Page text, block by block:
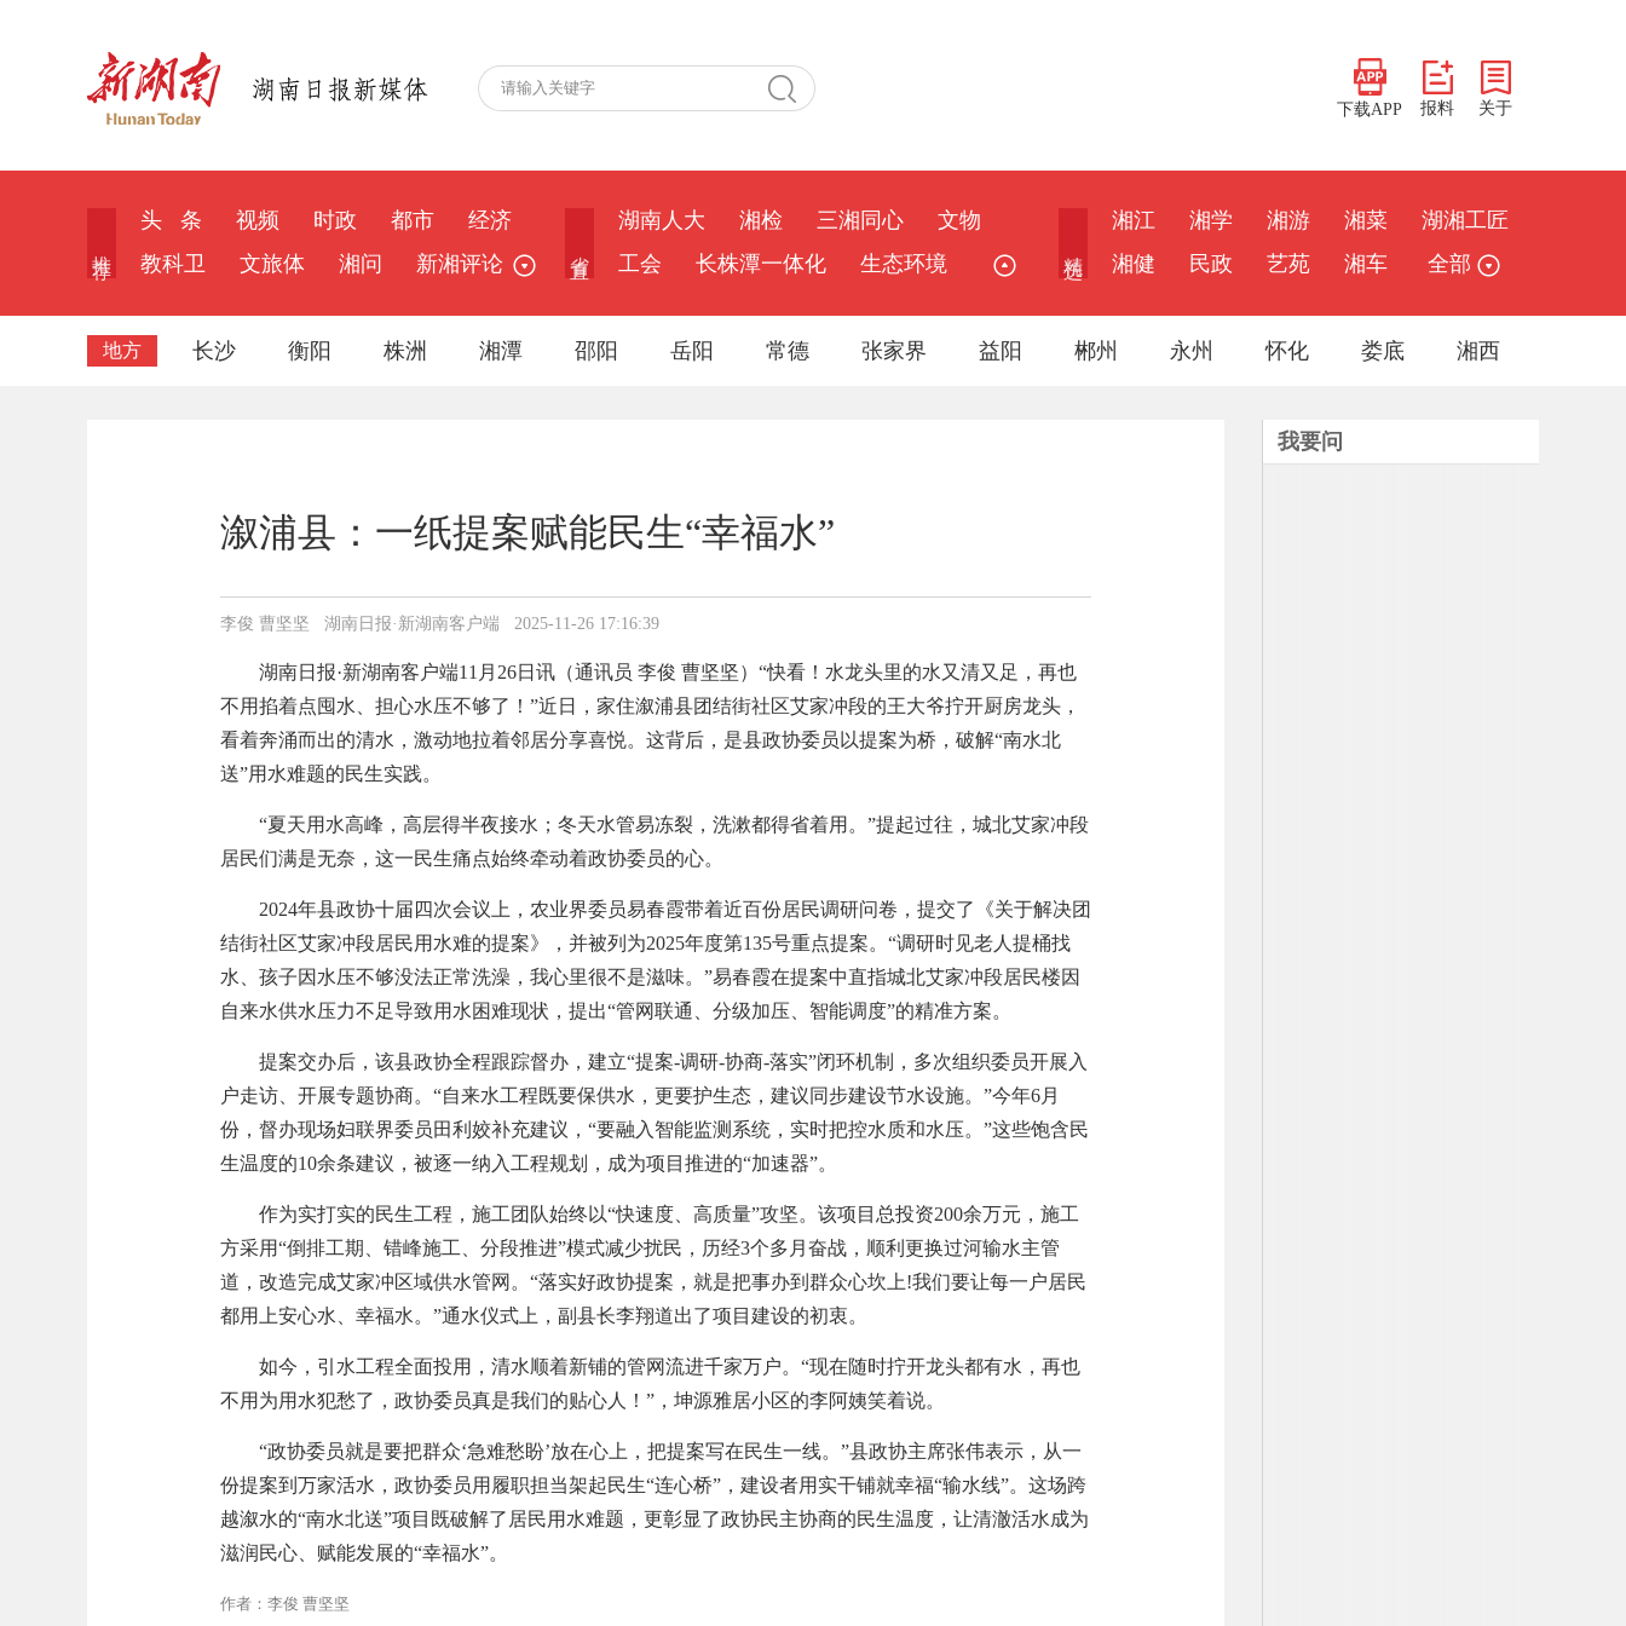
下载APP 报料 关于
头 条 视频 时政 都市
经济
教科卫
文旅体 湘问 新湘评论
湖南人大 湘检 三湘同心
文物
工会
长株潭一体化 生态环境
湘江 湘学 湘游 湘菜
湖湘工匠
湘健
民政 艺苑 湘车 全部
地方 长沙 衡阳 株洲 湘潭 邵阳 岳阳 常德 张家界 益阳 郴州 永州 怀化 娄底 湘西
溆浦县：一纸提案赋能民生“幸福水”
李俊 曹坚坚 湖南日报·新湖南客户端 2025-11-26 17:16:39
湖南日报·新湖南客户端11月26日讯（通讯员 李俊 曹坚坚）“快看！水龙头里的水又清又足，再也
不用掐着点囤水、担心水压不够了！”近日，家住溆浦县团结街社区艾家冲段的王大爷拧开厨房龙头，
看着奔涌而出的清水，激动地拉着邻居分享喜悦。这背后，是县政协委员以提案为桥，破解“南水北
送”用水难题的民生实践。
“夏天用水高峰，高层得半夜接水；冬天水管易冻裂，洗漱都得省着用。”提起过往，城北艾家冲段
居民们满是无奈，这一民生痛点始终牵动着政协委员的心。
2024年县政协十届四次会议上，农业界委员易春霞带着近百份居民调研问卷，提交了《关于解决团
结街社区艾家冲段居民用水难的提案》，并被列为2025年度第135号重点提案。“调研时见老人提桶找
水、孩子因水压不够没法正常洗澡，我心里很不是滋味。”易春霞在提案中直指城北艾家冲段居民楼因
自来水供水压力不足导致用水困难现状，提出“管网联通、分级加压、智能调度”的精准方案。
提案交办后， 该县政协全程跟踪督办，建立“提案-调研-协商-落实”闭环机制，多次组织委员开展入
户走访、开展专题协商。“自来水工程既要保供水，更要护生态，建议同步建设节水设施。”今年6月
份，督办现场妇联界委员田利姣补充建议，“要融入智能监测系统，实时把控水质和水压。”这些饱含民
生温度的10余条建议，被逐一纳入工程规划，成为项目推进的“加速器”。
作为实打实的民生工程，施工团队始终以“快速度、高质量”攻坚。该项目总投资200余万元，施工
方采用“倒排工期、错峰施工、分段推进”模式减少扰民，历经3个多月奋战，顺利更换过河输水主管
道，改造完成艾家冲区域供水管网。“落实好政协提案，就是把事办到群众心坎上!我们要让每一户居民
都用上安心水、幸福水。”通水仪式上，副县长李翔道出了项目建设的初衷。
如今，引水工程全面投用，清水顺着新铺的管网流进千家万户。“现在随时拧开龙头都有水，再也
不用为用水犯愁了，政协委员真是我们的贴心人！”，坤源雅居小区的李阿姨笑着说。
“政协委员就是要把群众‘急难愁盼’放在心上，把提案写在民生一线。”县政协主席张伟表示，从一
份提案到万家活水，政协委员用履职担当架起民生“连心桥”，建设者用实干铺就幸福“输水线”。这场跨
越溆水的“南水北送”项目既破解了居民用水难题，更彰显了政协民主协商的民生温度，让清澈活水成为
滋润民心、赋能发展的“幸福水”。
作者：李俊 曹坚坚
我要问